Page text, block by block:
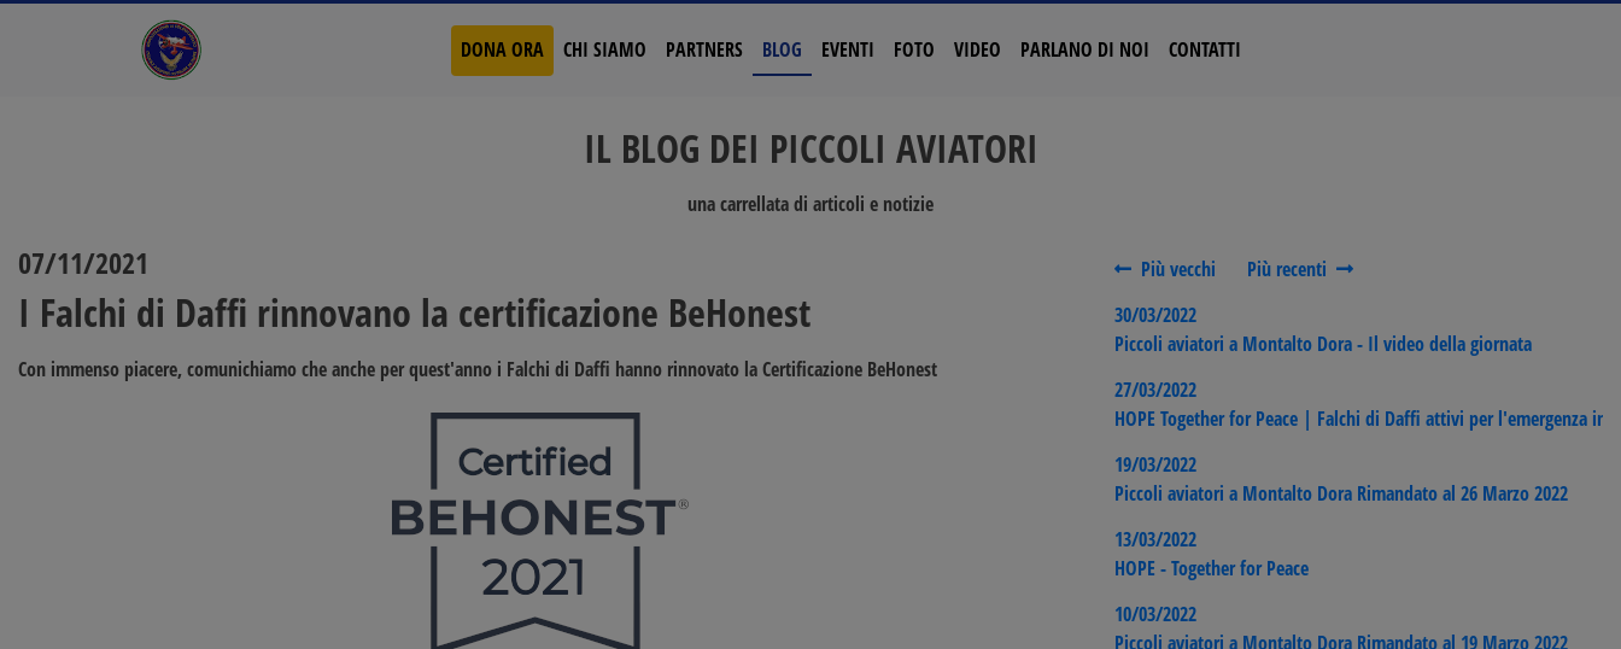
DONA ORA CHI SIAMO PARTNERS BLOG EVENTI FOTO VIDEO PARLANO DI NOI CONTATTI
IL BLOG DEI PICCOLI AVIATORI
una carrellata di articoli e notizie
Più vecchi
Più recenti
30/03/2022
Piccoli aviatori a Montalto Dora - Il video della giornata
27/03/2022
HOPE Together for Peace | Falchi di Daffi attivi per l'emergenza in
19/03/2022
Piccoli aviatori a Montalto Dora Rimandato al 26 Marzo 2022
13/03/2022
HOPE - Together for Peace
10/03/2022
Piccoli aviatori a Montalto Dora Rimandato al 19 Marzo 2022
07/11/2021
I Falchi di Daffi rinnovano la certificazione BeHonest
Con immenso piacere, comunichiamo che anche per quest'anno i Falchi di Daffi hanno rinnovato laCertificazione BeHonest